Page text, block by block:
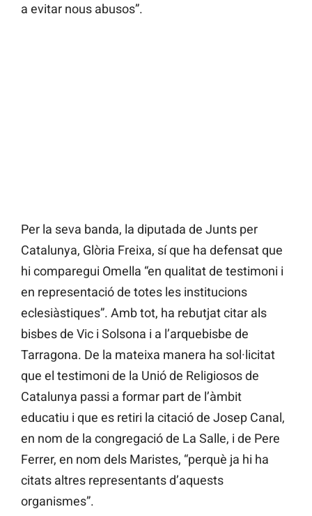
a evitar nous abusos”.
Per la seva banda, la diputada de Junts per
Catalunya, Glòria Freixa, sí que ha defensat que
hi comparegui Omella “en qualitat de testimoni i
en representació de totes les institucions
eclesiàstiques”. Amb tot, ha rebutjat citar als
bisbes de Vic i Solsona i a l’arquebisbe de
Tarragona. De la mateixa manera ha sol·licitat
que el testimoni de la Unió de Religiosos de
Catalunya passi a formar part de l’àmbit
educatiu i que es retiri la citació de Josep Canal,
en nom de la congregació de La Salle, i de Pere
Ferrer, en nom dels Maristes, “perquè ja hi ha
citats altres representants d’aquests
organismes”.